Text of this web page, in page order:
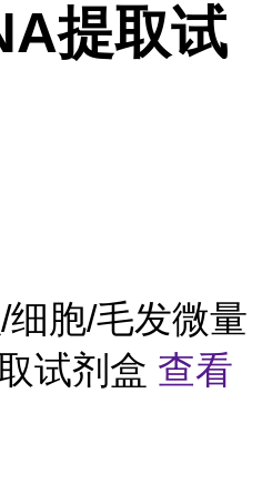
提取试
胞/毛发微量
试剂盒 查看